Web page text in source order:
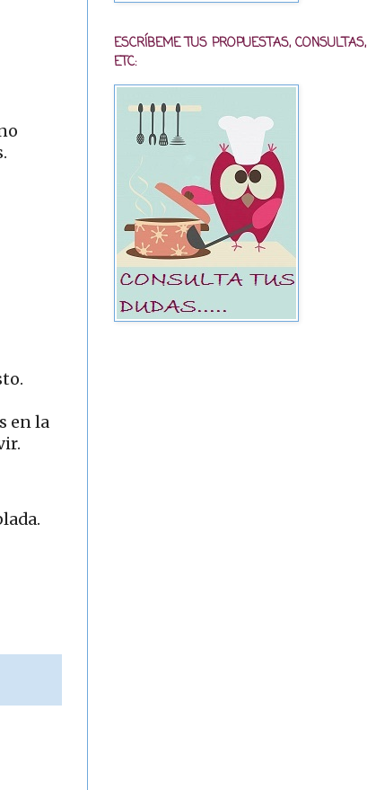
en la
ESCRÍBEME TUS PROPUESTAS, CONSULTAS,
ETC: